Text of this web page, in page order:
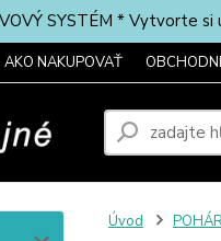
SYSTÉM * Vytvorte
AKO NAKUPOVAŤ
Úvod